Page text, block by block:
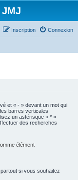
Connexion
Inscription
et « - » devant un mot qui
barres verticales
un astérisque « * »
des recherches
élément
si vous souhaitez